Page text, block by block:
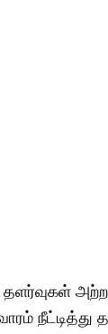
அற்ற
நீட்டித்து